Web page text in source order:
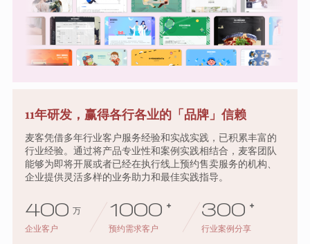
11年研发，赢得各行各业的「品牌」信赖
麦客凭借多年行业客户服务经验和实战实践，已积累丰富的
行业经验。通过将产品专业性和案例实践相结合，麦客团队
能够为即将开展或者已经在执行线上预约售卖服务的机构、
企业提供灵活多样的业务助力和最佳实践指导。
400 万
企业客户
1000 +
预约需求客户
300 +
行业案例分享